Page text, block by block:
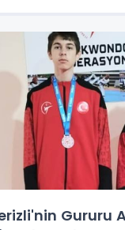
Gururu